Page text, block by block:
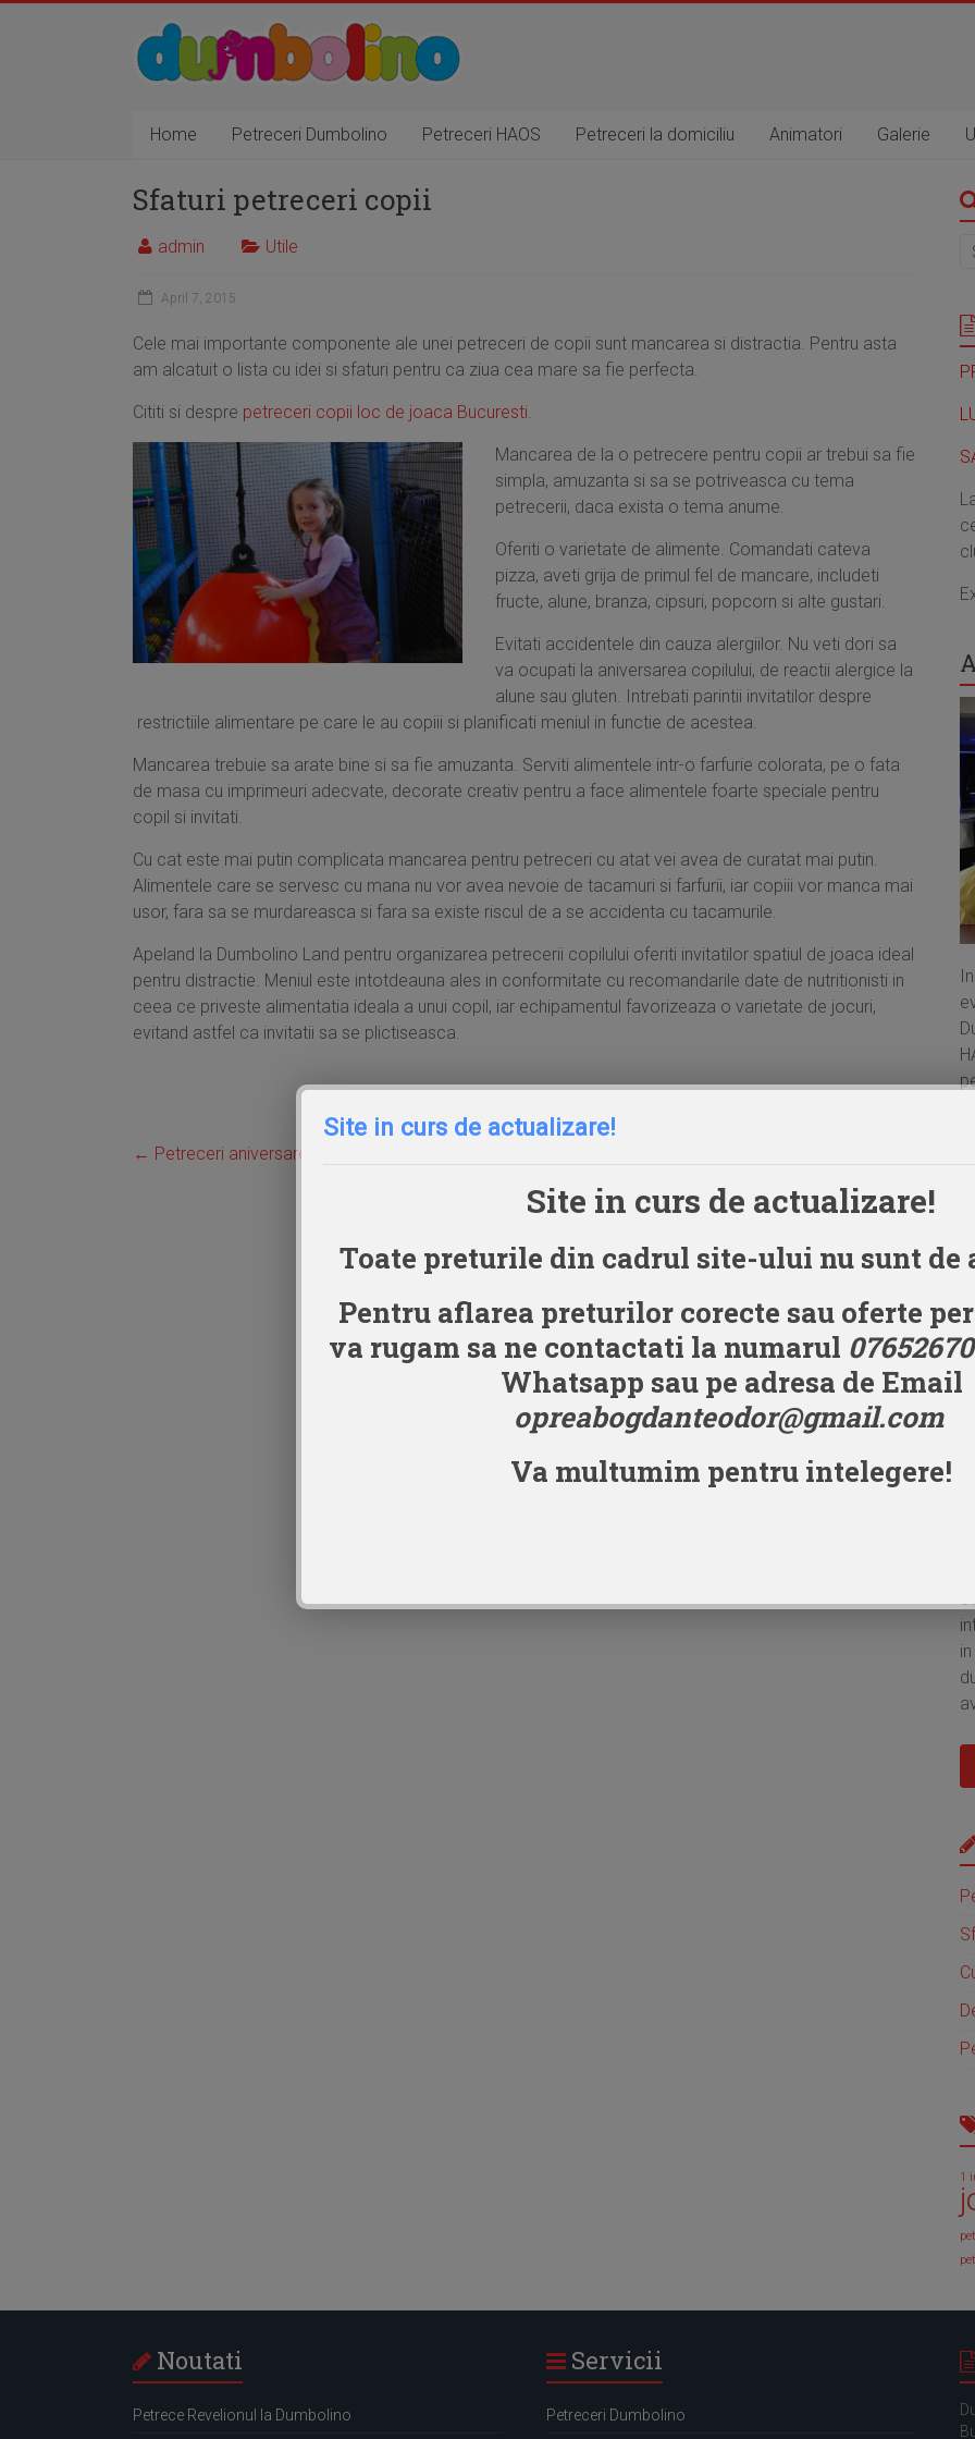
Home Petreceri Dumbolino Petreceri HAOS Petreceri la domiciliu Animatori Galerie
Sfaturi petreceri copii
admin Utile
April 7, 2015
Cele mai importante componente ale unei petreceri de copii sunt mancarea si distractia. Pentru asta
am alcatuit o lista cu idei si sfaturi pentru ca ziua cea mare sa fie perfecta.
Cititi si despre petreceri copii loc de joaca Bucuresti.
Mancarea de la o petrecere pentru copii ar trebui sa fie
simpla, amuzanta si sa se potriveasca cu tema
petrecerii, daca exista o tema anume.
Oferiti o varietate de alimente. Comandati cateva
pizza, aveti grija de primul fel de mancare, includeti
fructe, alune, branza, cipsuri, popcorn si alte gustari.
Evitati accidentele din cauza alergiilor. Nu veti dori sa
va ocupati la aniversarea copilului, de reactii alergice la
alune sau gluten. Intrebati parintii invitatilor despre
restrictiile alimentare pe care le au copiii si planificati meniul in functie de acestea.
Mancarea trebuie sa arate bine si sa fie amuzanta. Serviti alimentele intr-o farfurie colorata, pe o fata
de masa cu imprimeuri adecvate, decorate creativ pentru a face alimentele foarte speciale pentru
copil si invitati.
Cu cat este mai putin complicata mancarea pentru petreceri cu atat vei avea de curatat mai putin.
Alimentele care se servesc cu mana nu vor avea nevoie de tacamuri si farfurii, iar copiii vor manca mai
usor, fara sa se murdareasca si fara sa existe riscul de a se accidenta cu tacamurile.
Apeland la Dumbolino Land pentru organizarea petrecerii copilului oferiti invitatilor spatiul de joaca ideal
pentru distractie. Meniul este intotdeauna ales in conformitate cu recomandarile date de nutritionisti in
ceea ce priveste alimentatia ideala a unui copil, iar echipamentul favorizeaza o varietate de jocuri,
evitand astfel ca invitatii sa se plictiseasca.
← Petreceri aniversare copii Bucuresti
1
Noutati
Petrece Revelionul la Dumbolino
Servicii
Petreceri Dumbolino
Site in curs de actualizare!
Site in curs de actualizare!
Toate preturile din cadrul site-ului nu sunt de
Pentru aflarea preturilor corecte sau oferte
va rugam sa ne contactati la numarul
Whatsapp sau pe adresa de Email
opreabogdanteodor@gmail.com
Va multumim pentru intelegere!